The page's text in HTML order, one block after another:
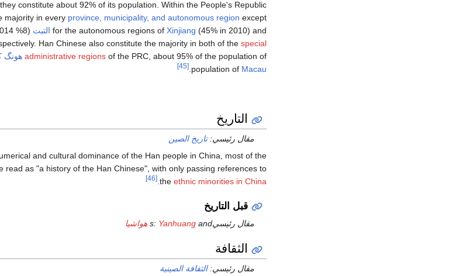
constitute about 92% of its population. Within the People's Republic
majority in every province, municipality, and autonomous region except
for the autonomous regions of Xinjiang (45% in 2010) and التبت
Han Chinese also constitute the majority in both of the special
administrative regions of the PRC, about 95% of the population of هونگ
population of Macau
.
[45]
التاريخ
مقال رئيسي:تاريخ الصين
and cultural dominance of the Han people in China, most of the
read as "a history of the Han Chinese", with only passing references to
the ethnic minorities in China
[46]
قبل التاريخ
مقال رئيسيs: Yanhuangand هواشيا
الثقافة
مقال رئيسي:الثقافة الصينية